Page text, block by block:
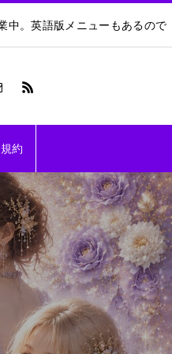
中。英語版メニューもあるので
約